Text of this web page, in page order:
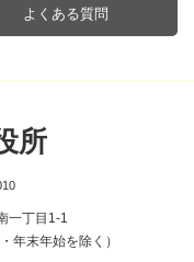
よくある質問
所
一丁目1-1
年末年始を除く）